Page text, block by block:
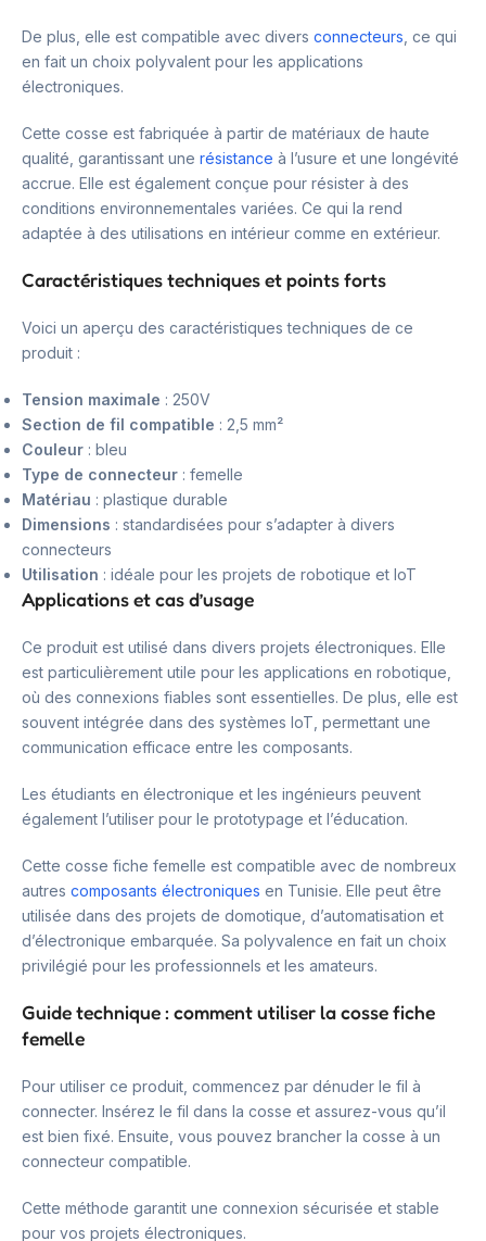
De plus, elle est compatible avec divers connecteurs , ce qui
en fait un choix polyvalent pour les applications
électroniques.
Cette cosse est fabriquée à partir de matériaux de haute
qualité, garantissant une résistance à l’usure et une longévité
accrue. Elle est également conçue pour résister à des
conditions environnementales variées. Ce qui la rend
adaptée à des utilisations en intérieur comme en extérieur.
Caractéristiques techniques et points forts
Voici un aperçu des caractéristiques techniques de ce
produit :
Tension maximale : 250V
Section de fil compatible : 2,5 mm²
Couleur : bleu
Type de connecteur : femelle
Matériau : plastique durable
Dimensions : standardisées pour s’adapter à divers
connecteurs
Utilisation : idéale pour les projets de robotique et IoT
Applications et cas d’usage
Ce produit est utilisé dans divers projets électroniques. Elle
est particulièrement utile pour les applications en robotique,
où des connexions fiables sont essentielles. De plus, elle est
souvent intégrée dans des systèmes IoT, permettant une
communication efficace entre les composants.
Les étudiants en électronique et les ingénieurs peuvent
également l’utiliser pour le prototypage et l’éducation.
Cette cosse fiche femelle est compatible avec de nombreux
autres composants électroniques en Tunisie. Elle peut être
utilisée dans des projets de domotique, d’automatisation et
d’électronique embarquée. Sa polyvalence en fait un choix
privilégié pour les professionnels et les amateurs.
Guide technique : comment utiliser la cosse fiche
femelle
Pour utiliser ce produit, commencez par dénuder le fil à
connecter. Insérez le fil dans la cosse et assurez-vous qu’il
est bien fixé. Ensuite, vous pouvez brancher la cosse à un
connecteur compatible.
Cette méthode garantit une connexion sécurisée et stable
pour vos projets électroniques.